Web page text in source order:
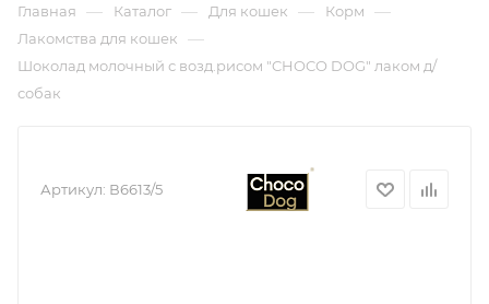
Главная — Каталог — Для кошек — Корм —
Лакомства для кошек —
Шоколад молочный с возд.рисом "CHOCO DOG" лаком д/
собак
Артикул: В6613/5